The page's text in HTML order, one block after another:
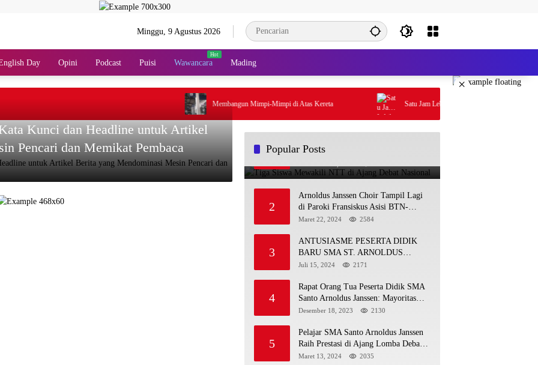
Minggu, 9 Agustus 2026
Day Opini Podcast Puisi Wawancara Mading
×
Membangun Mimpi-Mimpi di Atas Kereta Satu Jam Lebih Dekat Dengan De Britto
Kunci dan Headline untuk Artikel
Pencari dan Memikat Pembaca
Popular Posts
1
Debat Nasional
2
Arnoldus Janssen Choir Tampil Lagi
di Paroki Fransiskus Asisi BTN-
Kolhua
Maret 22, 2024 2584
3
ANTUSIASME PESERTA DIDIK
BARU SMA ST. ARNOLDUS
JANSSEN KUPANG DALAM
PERTAMA
Juli 15, 2024 2171
4
Rapat Orang Tua Peserta Didik SMA
Santo Arnoldus Janssen: Mayoritas
Siap Mendukung Komite Sekolah
Desember 18, 2023 2130
5
Pelajar SMA Santo Arnoldus Janssen
Raih Prestasi di Ajang Lomba Debat
Ekonomi IV, Gelar Best Speaker
Maret 13, 2024 2035